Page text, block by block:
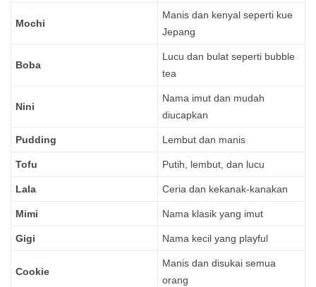
Mochi
Manis dan kenyal seperti kue
Jepang
Boba
Lucu dan bulat seperti bubble
tea
Nini
Nama imut dan mudah
diucapkan
Pudding Lembut dan manis
Tofu Putih, lembut, dan lucu
Lala Ceria dan kekanak-kanakan
Mimi Nama klasik yang imut
Gigi Nama kecil yang playful
Cookie
Manis dan disukai semua
orang